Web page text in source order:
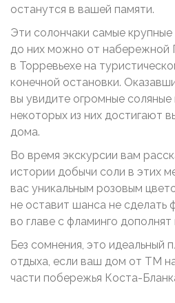
останутся в вашей памяти.
Эти солончаки самые
до них можно от
в Торревьехе на
конечной остановки.
вы увидите огромные соляные
некоторых из них достигают
дома.
Во время экскурсии вам
истории добычи соли в этих
вас уникальным розовым
не оставит шанса не сделать
во главе с фламинго
Без сомнения, это идеальный
отдыха, если ваш дом от ТМ
части побережья Коста-